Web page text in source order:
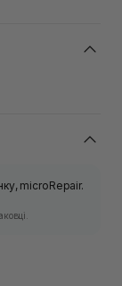
microRepair.